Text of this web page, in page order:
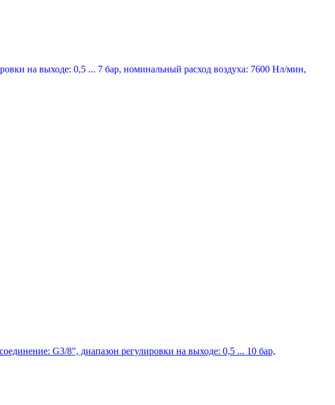
на выходе: 0,5 ... 7 бар, номинальный расход воздуха: 7600 Нл/мин,
G3/8", диапазон регулировки на выходе: 0,5 ... 10 бар,